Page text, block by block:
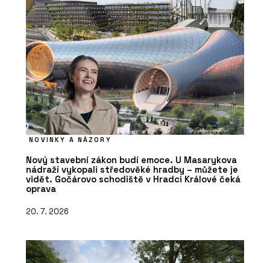
NOVINKY A NÁZORY
Nový stavební zákon budí emoce. U Masarykova
nádraží vykopali středověké hradby – můžete je
vidět. Gočárovo schodiště v Hradci Králové čeká
oprava
20. 7. 2026